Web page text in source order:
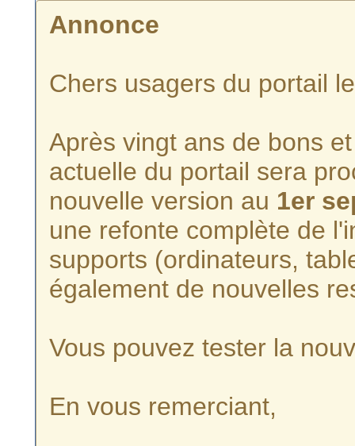
Annonce
Chers usagers du portail
Après vingt ans de bons
actuelle du portail sera
nouvelle version au 1er
une refonte complète de
supports (ordinateurs,
également de nouvelles
Vous pouvez tester la
En vous remerciant,